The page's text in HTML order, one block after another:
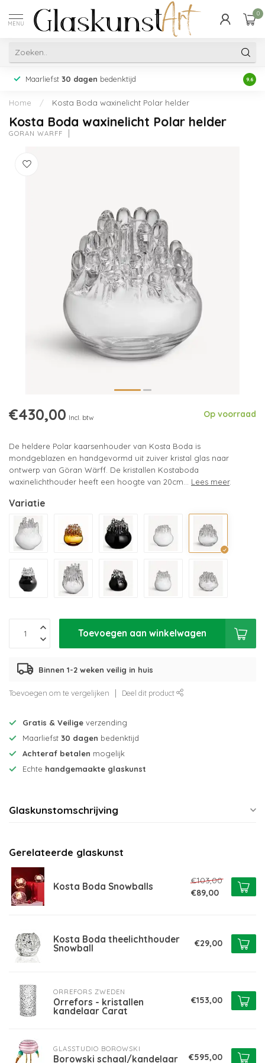
MENU
0
Maarliefst 30 dagen bedenktijd 9.6
Home / Kosta Boda waxinelicht Polar helder
Kosta Boda waxinelicht Polar helder
GÖRAN WÄRFF
€430,00 Incl. btw Op voorraad
De heldere Polar kaarsenhouder van Kosta Boda is
mondgeblazen en handgevormd uit zuiver kristal glas naar
ontwerp van Göran Wärff. De kristallen Kostaboda
waxinelichthouder heeft een hoogte van 20cm... Lees meer.
Variatie
Toevoegen aan winkelwagen
Binnen 1-2 weken veilig in huis
Toevoegen om te vergelijken Deel dit product
Gratis & Veilige verzending
Maarliefst 30 dagen bedenktijd
Achteraf betalen mogelijk
Echte handgemaakte glaskunst
Glaskunstomschrijving
Gerelateerde glaskunst
Kosta Boda Snowballs
€103,00
€89,00
Kosta Boda theelichthouder
Snowball €29,00
ORREFORS ZWEDEN
Orrefors - kristallen
kandelaar Carat
€153,00
GLASSTUDIO BOROWSKI
Borowski schaal/kandelaar €595,00